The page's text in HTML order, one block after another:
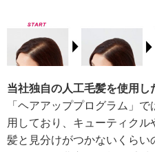
当社独自の人工毛髪を使用し
「ヘアアッププログラム」
用しており、キューティク
髪と見分けがつかないくらい